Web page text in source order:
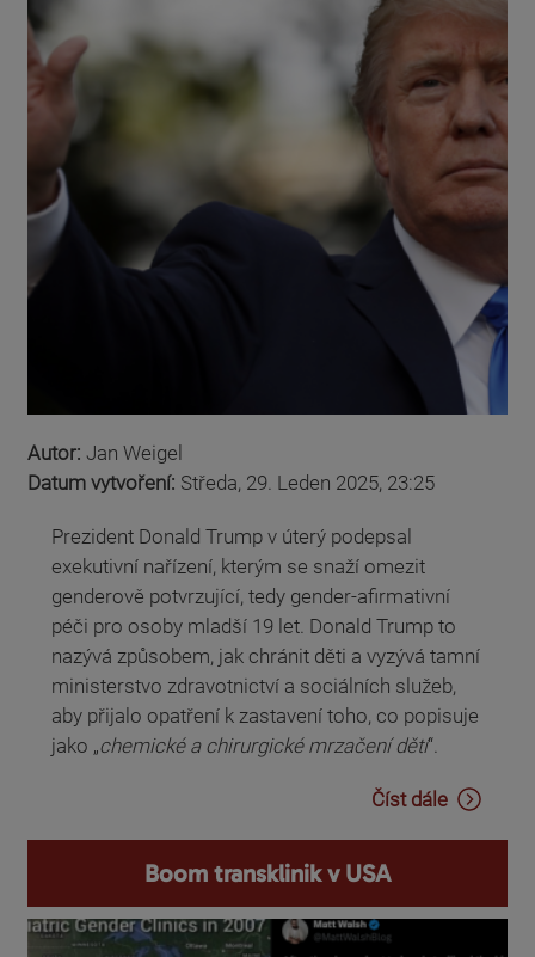
Autor: Jan Weigel
Datum vytvoření: Středa, 29. Leden 2025, 23:25
Prezident Donald Trump v úterý podepsal
exekutivní nařízení, kterým se snaží omezit
genderově potvrzující, tedy gender-afirmativní
péči pro osoby mladší 19 let. Donald Trump to
nazývá způsobem, jak chránit děti a vyzývá tamní
ministerstvo zdravotnictví a sociálních služeb,
aby přijalo opatření k zastavení toho, co popisuje
jako „chemické a chirurgické mrzačení dětí“.
Číst dále
Boom transklinik v USA